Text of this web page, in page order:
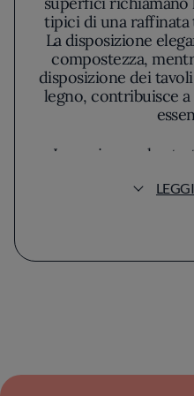
tipici di una raffinata
La disposizione
compostezza,
disposizione dei
legno, contribuisce a
La cucina
materia prima senza
freschezza e
sempre